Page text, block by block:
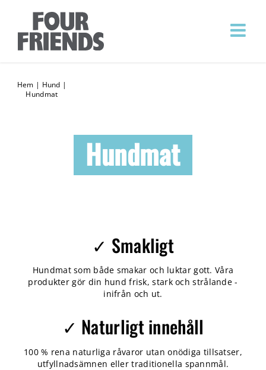
Hem | Hund |
Hundmat
Hundmat
✓ Smakligt
Hundmat som både smakar och luktar gott. Våra
produkter gör din hund frisk, stark och strålande -
inifrån och ut.
✓ Naturligt innehåll
100 % rena naturliga råvaror utan onödiga tillsatser,
utfyllnadsämnen eller traditionella spannmål.